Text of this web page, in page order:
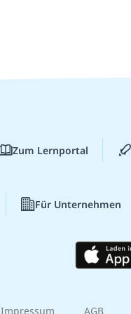
Zum Lernportal
Für Unternehmen
Impressum AGB